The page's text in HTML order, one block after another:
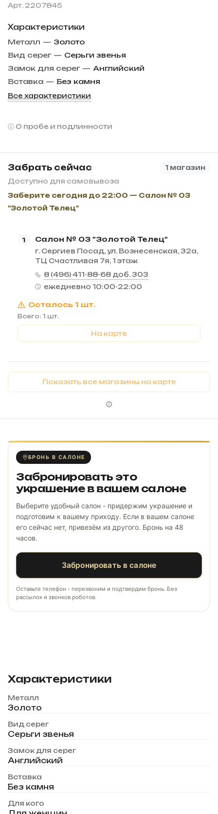
Арт. 2207845
Характеристики
Металл — Золото
Вид серег — Серьги звенья
Замок для серег — Английский
Вставка — Без камня
Все характеристики
О пробе и подлинности
Забрать сейчас
1 магазин
Доступно для самовывоза
Заберите сегодня до 22:00 — Салон № 03
"Золотой Телец"
1 Салон № 03 "Золотой Телец"
г. Сергиев Посад, ул. Вознесенская, 32а,
ТЦ Счастливая 7я, 1 этаж
8 (496) 411-88-68 доб. 303
ежедневно 10:00-22:00
Осталось 1 шт.
Всего: 1 шт.
На карте
Показать все магазины на карте
БРОНЬ В САЛОНЕ
Забронировать это
украшение в вашем салоне
Выберите удобный салон - придержим украшение и
подготовим к вашему приходу. Если в вашем салоне
его сейчас нет, привезём из другого. Бронь на 48
часов.
Забронировать в салоне
Оставьте телефон - перезвоним и подтвердим бронь. Без
рассылок и звонков роботов.
Характеристики
Металл
Золото
Вид серег
Серьги звенья
Замок для серег
Английский
Вставка
Без камня
Для кого